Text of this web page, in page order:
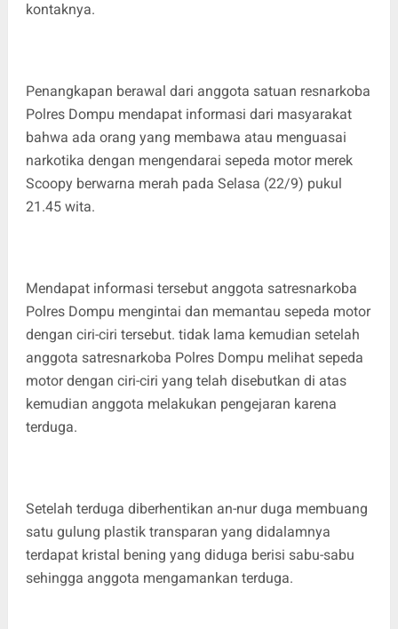
kontaknya.
Penangkapan berawal dari anggota satuan resnarkoba
Polres Dompu mendapat informasi dari masyarakat
bahwa ada orang yang membawa atau menguasai
narkotika dengan mengendarai sepeda motor merek
Scoopy berwarna merah pada Selasa (22/9) pukul
21.45 wita.
Mendapat informasi tersebut anggota satresnarkoba
Polres Dompu mengintai dan memantau sepeda motor
dengan ciri-ciri tersebut. tidak lama kemudian setelah
anggota satresnarkoba Polres Dompu melihat sepeda
motor dengan ciri-ciri yang telah disebutkan di atas
kemudian anggota melakukan pengejaran karena
terduga.
Setelah terduga diberhentikan an-nur duga membuang
satu gulung plastik transparan yang didalamnya
terdapat kristal bening yang diduga berisi sabu-sabu
sehingga anggota mengamankan terduga.